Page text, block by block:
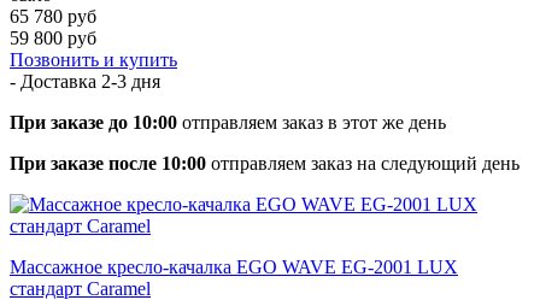
65 780 руб
59 800 руб
Позвонить и купить
- Доставка 2-3 дня
При заказе до 10:00 отправляем заказ в этот же день
При заказе после 10:00 отправляем заказ на следующий день
Массажное кресло-качалка EGO WAVE EG-2001 LUX
стандарт Caramel